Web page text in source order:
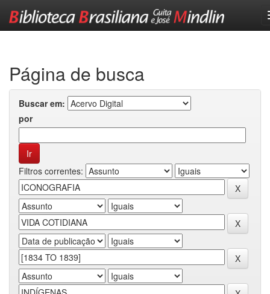
Página de busca
Buscar em:
por
Filtros correntes: